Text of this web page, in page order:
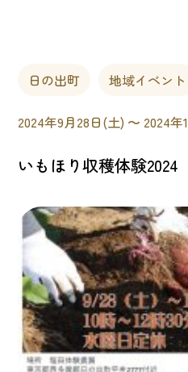
日の出町 地域イベント
2024年9月28日(土) 〜 2024年
いもほり収穫体験2024